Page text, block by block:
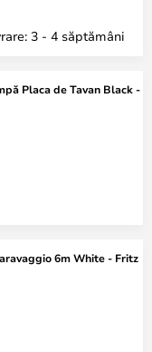
3 - 4 săptămâni
Placa de Tavan Black -
6m White - Fritz